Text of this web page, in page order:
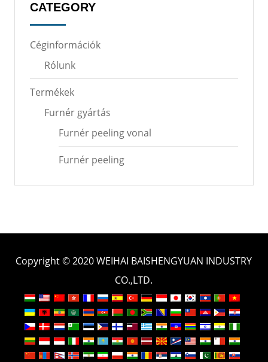
CATEGORY
Céginformációk
Rólunk
Termékek
Furnér gyártás
Furnér peeling vonal
Furnér peeling
Copyright © 2020 WEIHAI BAISHENGYUAN INDUSTRY
CO.,LTD.